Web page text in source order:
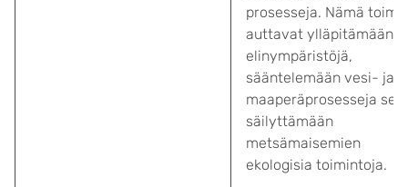
prosesseja. Nämä
auttavat ylläpitämään
elinympäristöjä,
sääntelemään vesi- ja
maaperäprosesseja
säilyttämään
metsämaisemien
ekologisia toimintoja.